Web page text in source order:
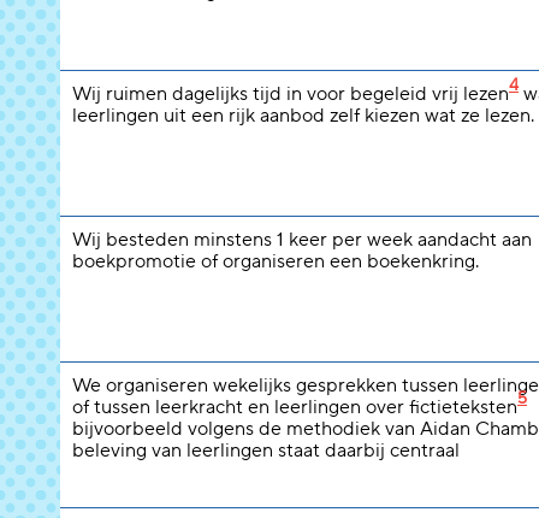
Wij ruimen dagelijks tijd in voor begeleid vrij lezen4
leerlingen uit een rijk aanbod zelf kiezen wat ze lezen.
Wij besteden minstens 1 keer per week aandacht aan
boekpromotie of organiseren een boekenkring.
We organiseren wekelijks gesprekken tussen
of tussen leerkracht en leerlingen over fictieteksten5
bijvoorbeeld volgens de methodiek van Aidan
beleving van leerlingen staat daarbij centraal